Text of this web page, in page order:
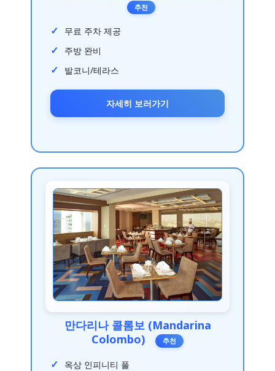
추천
무료 주차 제공
주방 완비
발코니/테라스
자세히 보러가기
만다리나 콜롬보 (Mandarina
Colombo)
추천
옥상 인피니티 풀